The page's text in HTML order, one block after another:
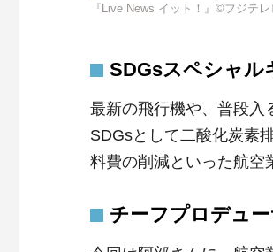
『Live News イット！』©フジテレ
SDGsスペシャル
最新の飛行機や、普段入
SDGsとして二酸化炭素
料費の削減といった航空
チーフプロデュ